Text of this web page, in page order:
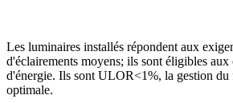
Les luminaires installés répondent aux
d'éclairements moyens; ils sont éligibles
d'énergie. Ils sont ULOR<1%, la gestion
optimale.